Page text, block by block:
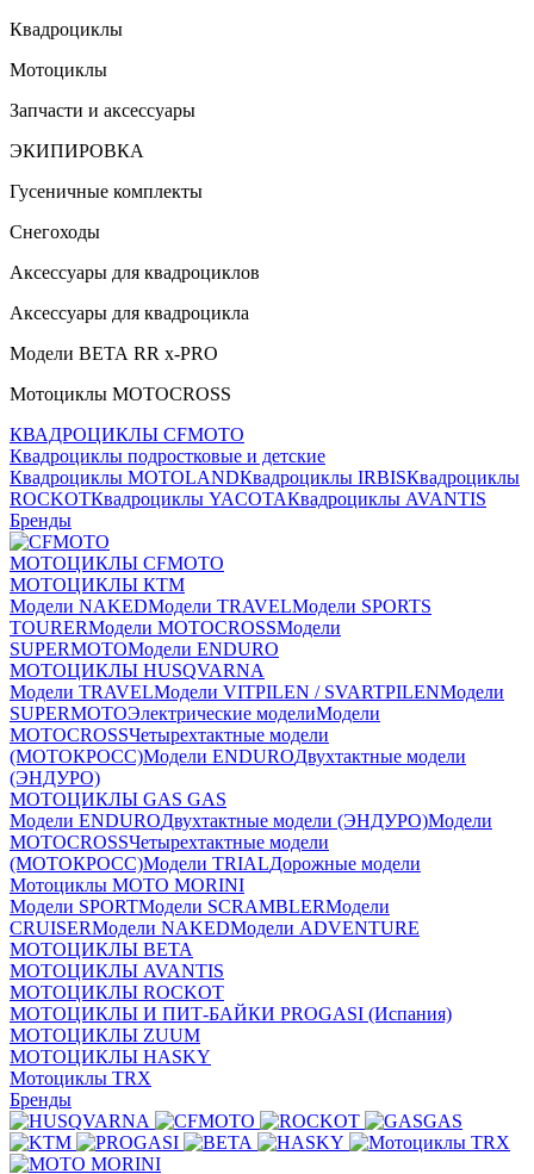
Квадроциклы
Мотоциклы
Запчасти и аксессуары
ЭКИПИРОВКА
Гусеничные комплекты
Снегоходы
Аксессуары для квадроциклов
Аксессуары для квадроцикла
Модели ВЕТА RR x-PRO
Мотоциклы MOTOCROSS
КВАДРОЦИКЛЫ CFMOTO
Квадроциклы подростковые и детские
Квадроциклы MOTOLANDКвадроциклы IRBISКвадроциклы
ROCKOTКвадроциклы YACOTAКвадроциклы AVANTIS
Бренды
МОТОЦИКЛЫ CFMOTO
МОТОЦИКЛЫ КТМ
Модели NAKEDМодели TRAVELМодели SPORTS
TOURERМодели MOTOCROSSМодели
SUPERMOTOМодели ENDURO
МОТОЦИКЛЫ HUSQVARNA
Модели TRAVELМодели VITPILEN / SVARTPILENМодели
SUPERMOTOЭлектрические моделиМодели
MOTOCROSSЧетырехтактные модели
(МОТОКРОСС)Модели ENDUROДвухтактные модели
(ЭНДУРО)
МОТОЦИКЛЫ GAS GAS
Модели ENDUROДвухтактные модели (ЭНДУРО)Модели
MOTOCROSSЧетырехтактные модели
(МОТОКРОСС)Модели TRIALДорожные модели
Мотоциклы MOTO MORINI
Модели SPORTМодели SCRAMBLERМодели
CRUISERМодели NAKEDМодели ADVENTURE
МОТОЦИКЛЫ BETA
МОТОЦИКЛЫ AVANTIS
МОТОЦИКЛЫ ROCKOT
МОТОЦИКЛЫ И ПИТ-БАЙКИ PROGASI (Испания)
МОТОЦИКЛЫ ZUUM
МОТОЦИКЛЫ HASKY
Мотоциклы TRX
Бренды